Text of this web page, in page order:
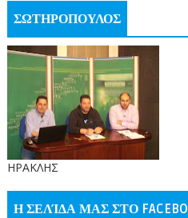
ΣΩΤΗΡΟΠΟΥΛΟΣ
ΗΡΑΚΛΗΣ
Η ΣΕΛΊΔΑ ΜΑΣ ΣΤΟ